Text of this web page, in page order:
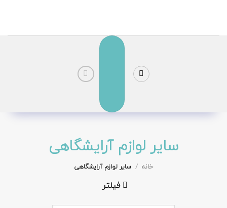
سایر لوازم آرایشگاهی
خانه / سایر لوازم آرایشگاهی
فیلتر